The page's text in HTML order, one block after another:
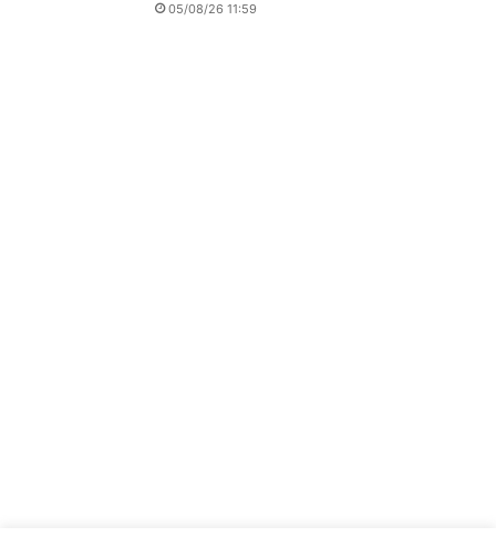
05/08/26 11:59